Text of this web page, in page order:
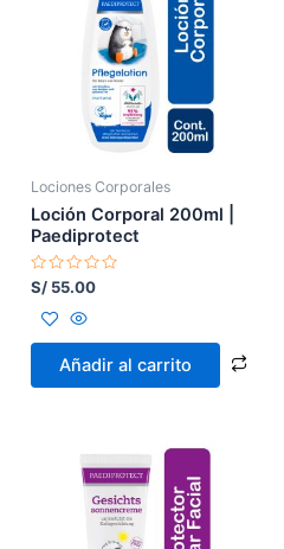
Lociones Corporales
Loción Corporal 200ml |
Paediprotect
Valorado
con
de
5
S/ 55.00
Añadir al carrito